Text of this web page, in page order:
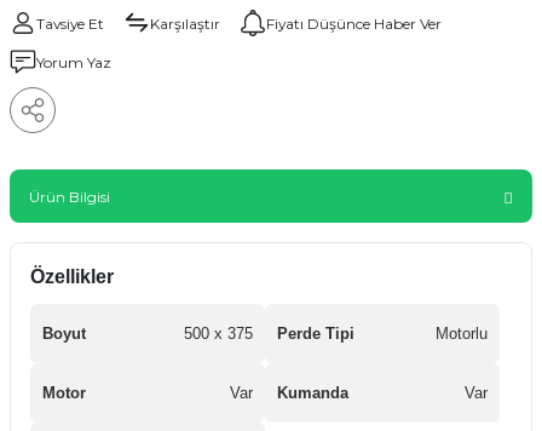
Tavsiye Et Karşılaştır Fiyatı Düşünce Haber Ver
Yorum Yaz
Ürün Bilgisi
Özellikler
Boyut 500 x 375 Perde Tipi Motorlu
Motor Var Kumanda Var